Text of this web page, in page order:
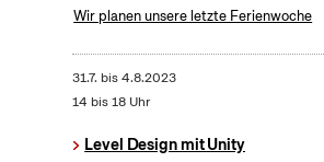
Wir planen unsere letzte Ferienwoche
31.7. bis4.8.2023
14 bis 18 Uhr
Level Design mit Unity